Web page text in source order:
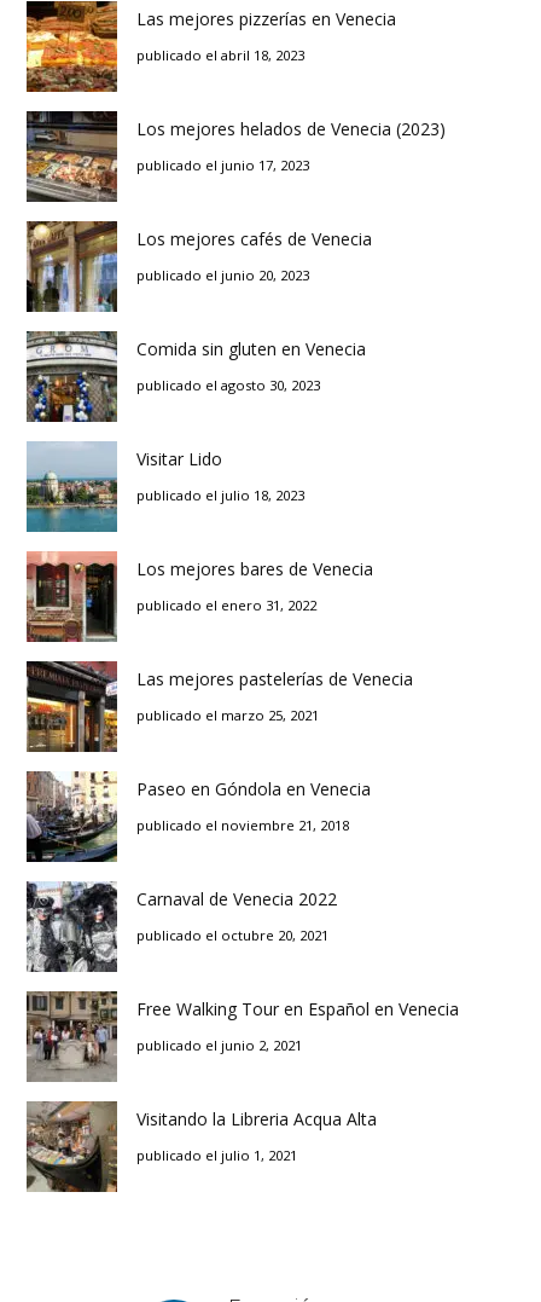
Las mejores pizzerías en Venecia
publicado el abril 18, 2023
Los mejores helados de Venecia (2023)
publicado el junio 17, 2023
Los mejores cafés de Venecia
publicado el junio 20, 2023
Comida sin gluten en Venecia
publicado el agosto 30, 2023
Visitar Lido
publicado el julio 18, 2023
Los mejores bares de Venecia
publicado el enero 31, 2022
Las mejores pastelerías de Venecia
publicado el marzo 25, 2021
Paseo en Góndola en Venecia
publicado el noviembre 21, 2018
Carnaval de Venecia 2022
publicado el octubre 20, 2021
Free Walking Tour en Español en Venecia
publicado el junio 2, 2021
Visitando la Libreria Acqua Alta
publicado el julio 1, 2021